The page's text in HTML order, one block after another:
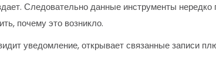
Следовательно данные инструменты
почему это возникло.
уведомление, открывает связанные записи